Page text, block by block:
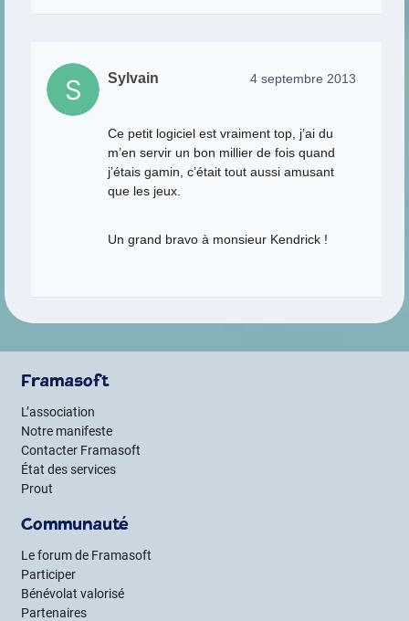
Sylvain 4 septembre 2013
Ce petit logiciel est vraiment top, j’ai du
m’en servir un bon millier de fois quand
j’étais gamin, c’était tout aussi amusant
que les jeux.
Un grand bravo à monsieur Kendrick !
Framasoft
L’association
Notre manifeste
Contacter Framasoft
État des services
Prout
Communauté
Le forum de Framasoft
Participer
Bénévolat valorisé
Partenaires